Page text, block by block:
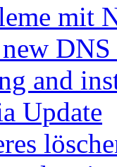
mit
and
Update